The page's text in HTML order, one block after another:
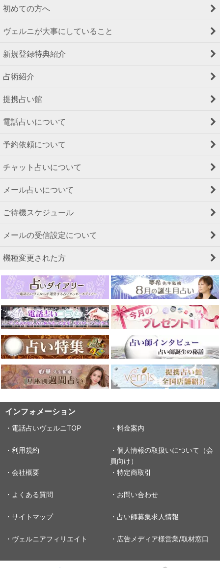
初めての方へ
ヴェルニが大事にしていること
新規登録特典紹介
占術紹介
提携占い館
電話占いについて
予約依頼について
チャット占いについて
メール占いについて
ご待機スケジュール
メールの受信設定について
機種変更された方
インフォメーション
・電話占いヴェルニTOP ・料金案内
・利用規約
・個人情報の取扱いについて（会
員向け）
・会社概要
・特定商取引
・よくある質問 ・お問い合わせ
・サイトマップ ・占い師募集求人情報
・ヴェルニアフィリエイト ・広告メディア様営業/取材窓口